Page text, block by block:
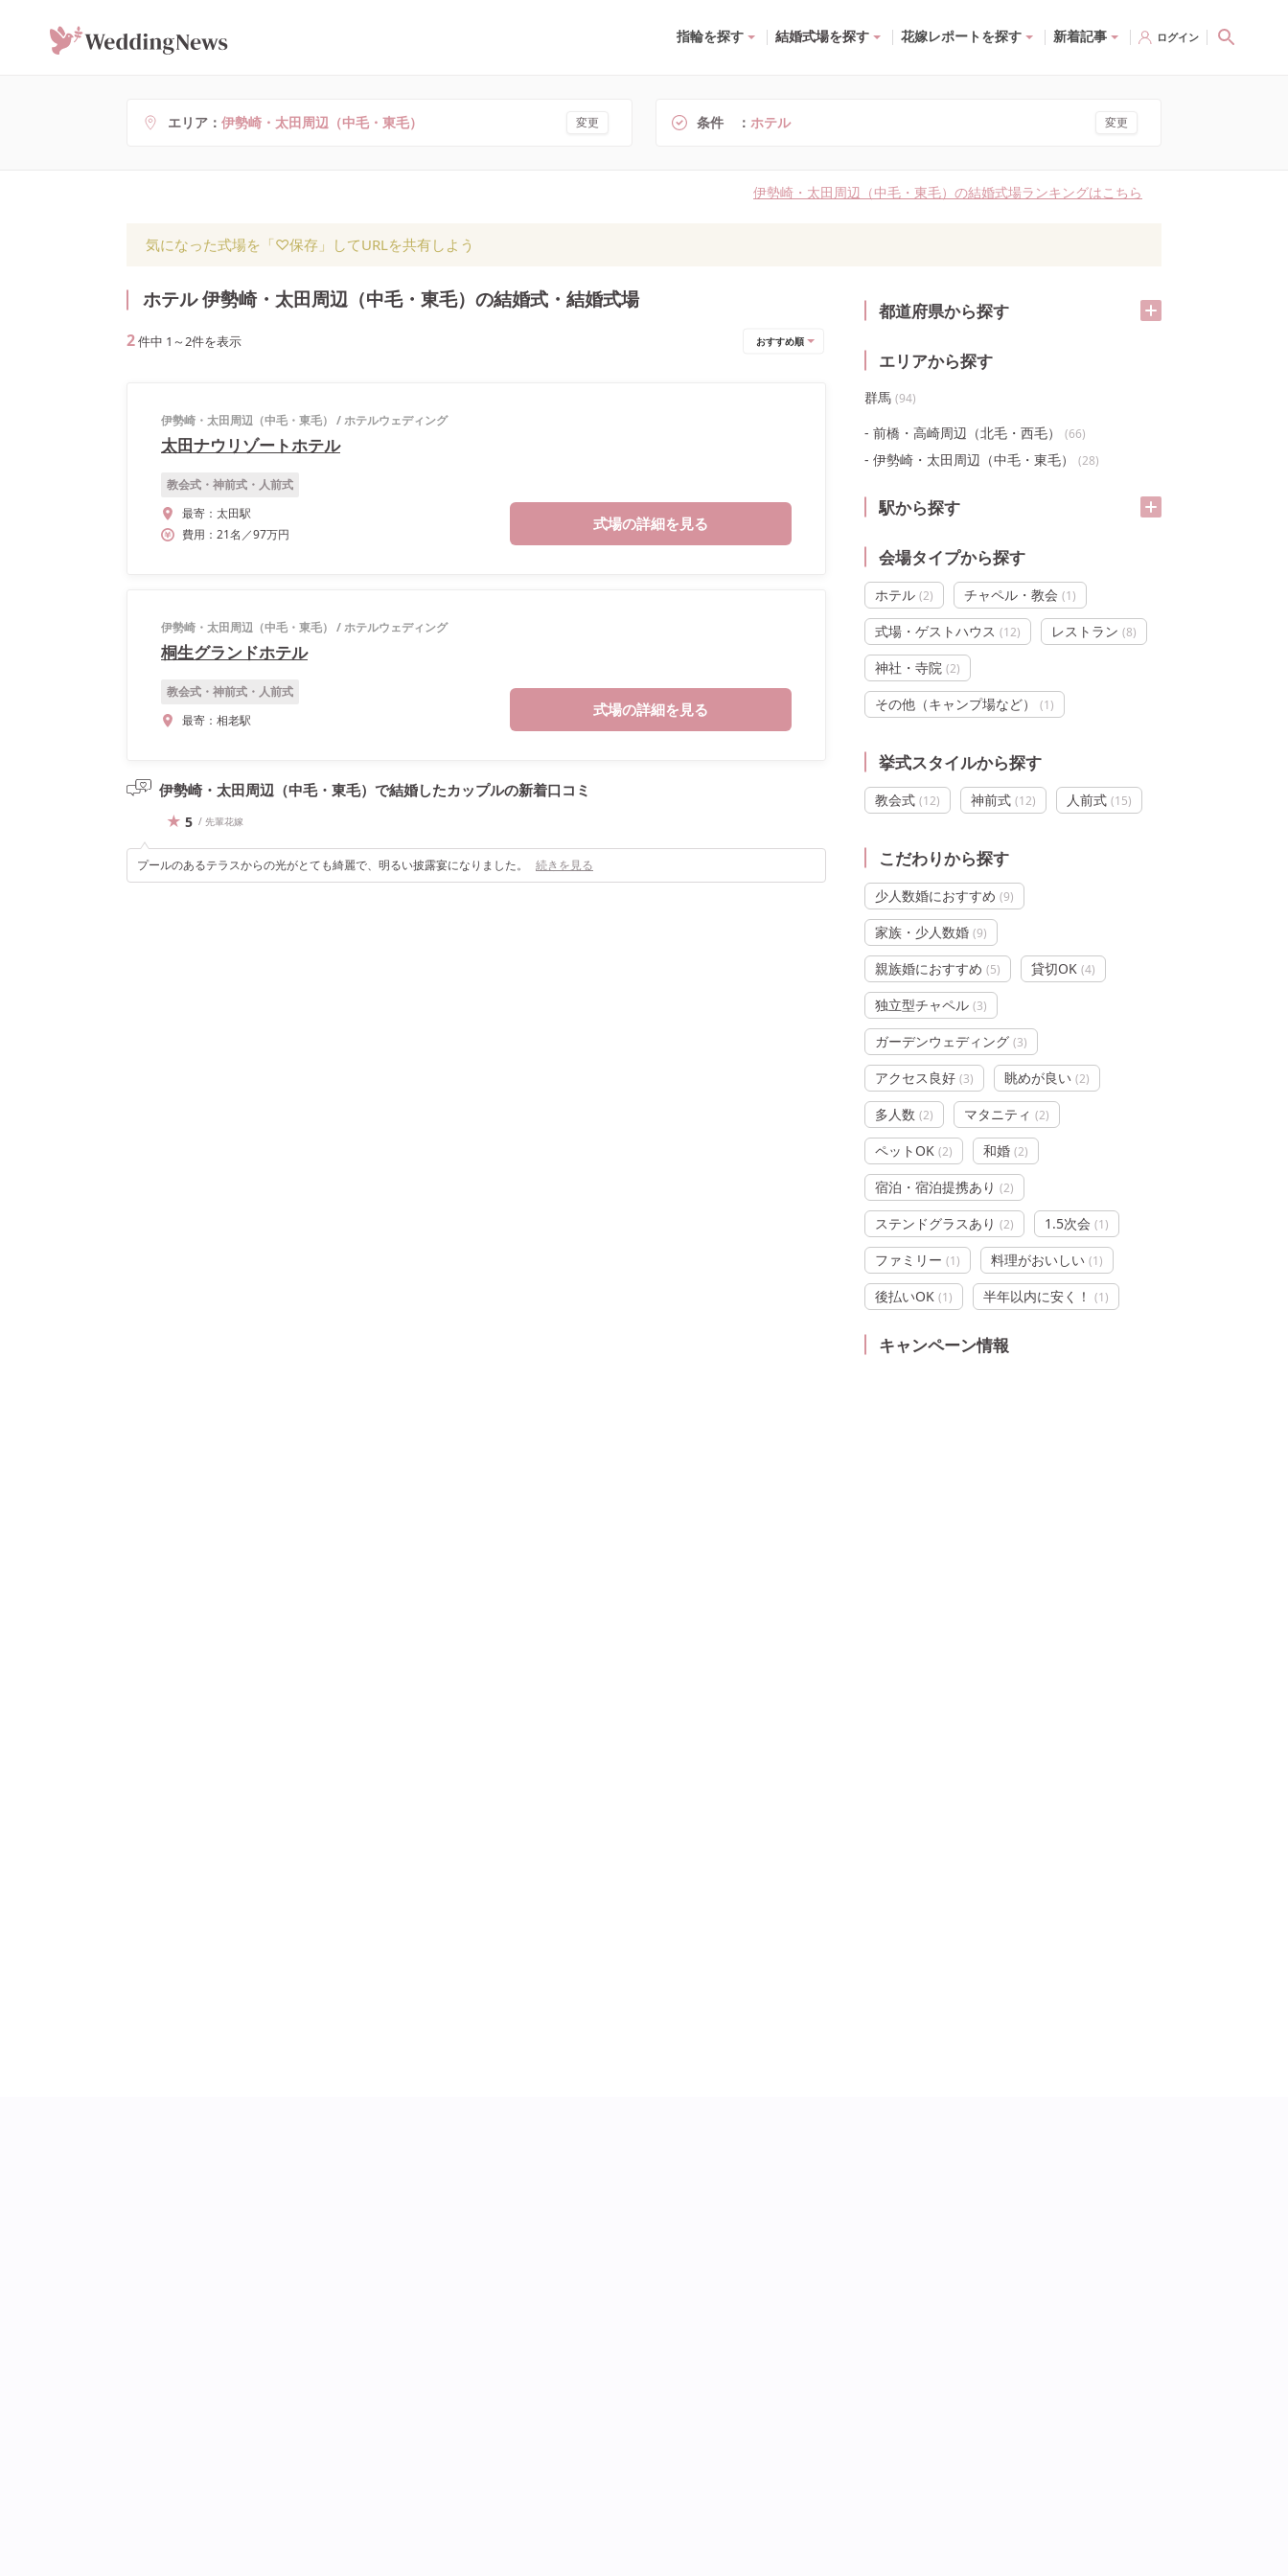
指輪を探す 結婚式場を探す 花嫁レポートを探す 新着記事 ログイン
エリア 伊勢崎・太田周辺（中毛・東毛） 変更 条件 ホテル 変更
伊勢崎・太田周辺（中毛・東毛）の結婚式場ランキングはこちら
気になった式場を「♡保存」してURLを共有しよう
都道府県から探す
エリアから探す
群馬 (94)
前橋・高崎周辺（北毛・西毛） (66)
伊勢崎・太田周辺（中毛・東毛） (28)
駅から探す
会場タイプから探す
ホテル (2) チャペル・教会 (1)
式場・ゲストハウス (12) レストラン (8)
神社・寺院 (2)
その他（キャンプ場など） (1)
挙式スタイルから探す
教会式 (12) 神前式 (12) 人前式 (15)
こだわりから探す
少人数婚におすすめ (9)
家族・少人数婚 (9)
親族婚におすすめ (5) 貸切OK (4)
独立型チャペル (3)
ガーデンウェディング (3)
アクセス良好 (3) 眺めが良い (2)
多人数 (2) マタニティ (2)
ペットOK (2) 和婚 (2)
宿泊・宿泊提携あり (2)
ステンドグラスあり (2) 1.5次会 (1)
ファミリー (1) 料理がおいしい (1)
後払いOK (1) 半年以内に安く！ (1)
キャンペーン情報
ホテル 伊勢崎・太田周辺（中毛・東毛）の結婚式・結婚式場
2件中 1 ～2件を表示 おすすめ順
伊勢崎・太田周辺（中毛・東毛） /ホテルウェディング
太田ナウリゾートホテル
教会式・神前式・人前式
最寄： 太田駅
費用： 21名 ／97万円
式場の詳細を見る
伊勢崎・太田周辺（中毛・東毛） /ホテルウェディング
桐生グランドホテル
教会式・神前式・人前式
最寄： 相老駅
式場の詳細を見る
伊勢崎・太田周辺（中毛・東毛）で結婚したカップルの新着口コミ
5 / 先輩花嫁
プールのあるテラスからの光がとても綺麗で、明るい披露宴になりました。 続きを見る